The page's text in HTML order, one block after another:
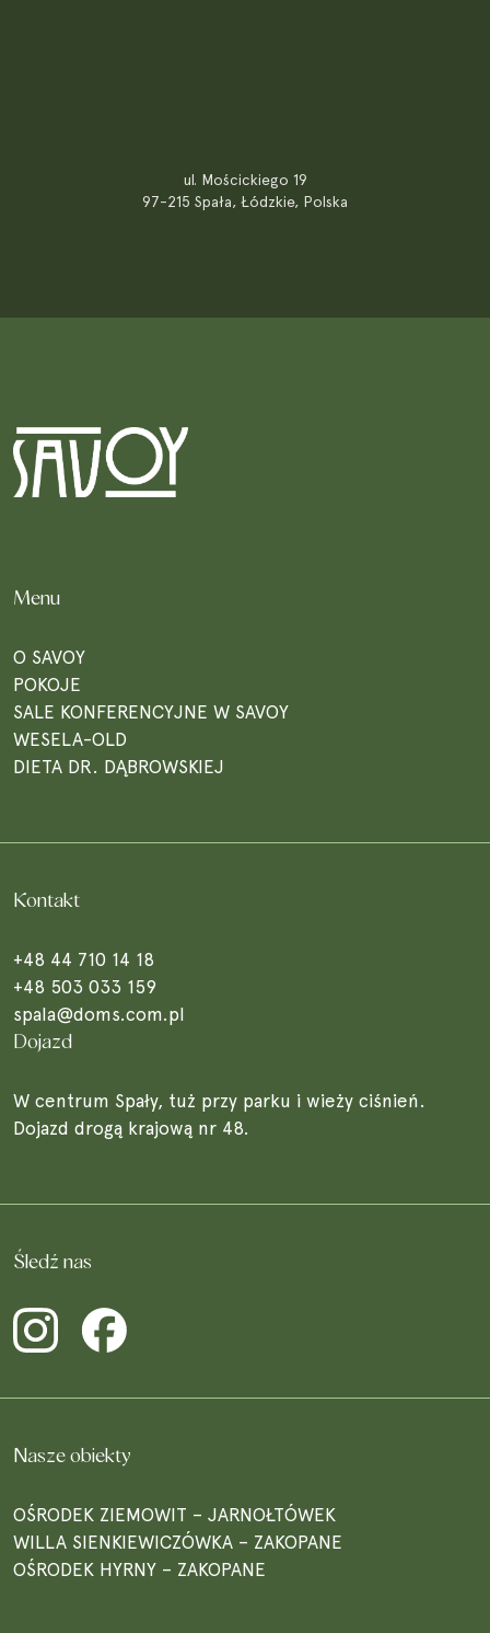
ul. Mościckiego 19
97-215 Spała, Łódzkie, Polska
Menu
O SAVOY
POKOJE
SALE KONFERENCYJNE W SAVOY
WESELA-OLD
DIETA DR. DĄBROWSKIEJ
Kontakt
+48 44 710 14 18
+48 503 033 159
spala@doms.com.pl
Dojazd
W centrum Spały, tuż przy parku i wieży ciśnień.
Dojazd drogą krajową nr 48.
Śledź nas
Nasze obiekty
OŚRODEK ZIEMOWIT – JARNOŁTÓWEK
WILLA SIENKIEWICZÓWKA – ZAKOPANE
OŚRODEK HYRNY – ZAKOPANE